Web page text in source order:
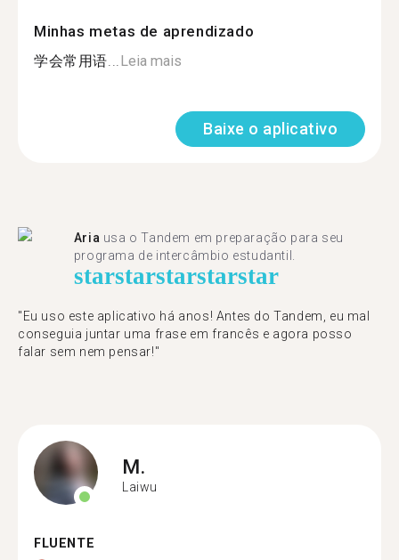
Minhas metas de aprendizado
学会常用语...Leia mais
Baixe o aplicativo
Aria usa o Tandem em preparação para seu
programa de intercâmbio estudantil.
starstarstarstarstar
"​​Eu uso este aplicativo há anos! Antes do Tandem, eu mal
conseguia juntar uma frase em francês e agora posso
falar sem nem pensar!"
M.
Laiwu
FLUENTE